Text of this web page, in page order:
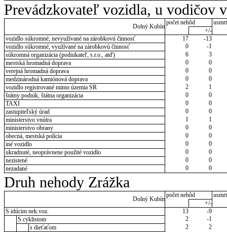
Prevádzkovateľ vozidla, u vodičov
Dolný Kubín
počet nehôd
+/-
vozidlo súkromné, nevyužívané na zárobkovú činnosť
17
-13
vozidlo súkromné, využívané na zárobkovú činnosť
0
-1
súkromná organizácia (podnikateľ, s.r.o., atď)
6
3
mestská hromadná doprava
0
0
verejná hromadná doprava
0
0
medzinárodná kamiónová doprava
0
0
vozidlo registrované mimo územia SR
2
1
štátny podnik, štátna organizácia
0
0
TAXI
0
0
zastupiteľský úrad
0
0
ministerstvo vnútra
1
1
ministerstvo obrany
0
0
obecná, mestská polícia
0
0
iné vozidlo
0
0
ukradnuté, neoprávnene použité vozidlo
0
0
nezistené
0
0
nezadané
0 0
Druh nehody Zrážka
Dolný Kubín
počet nehôd
+/-
S idúcim nek.voz.
13
-9
S cyklistom
2
-1
s dieťaťom
2
2